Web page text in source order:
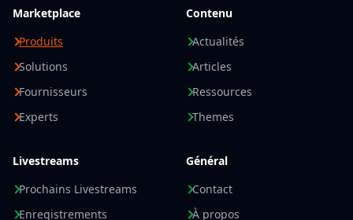
Marketplace
Produits
Solutions
Fournisseurs
Experts
Contenu
Actualités
Articles
Ressources
Themes
Livestreams
Prochains Livestreams
Enregistrements
Général
Contact
À propos